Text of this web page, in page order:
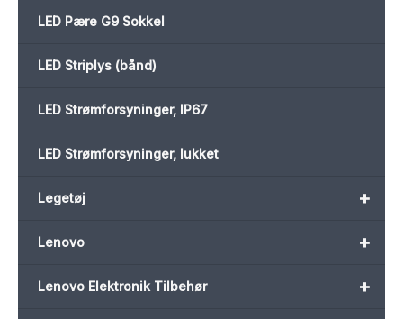
LED Pære G9 Sokkel
LED Striplys (bånd)
LED Strømforsyninger, IP67
LED Strømforsyninger, lukket
+
Legetøj
+
Lenovo
+
Lenovo Elektronik Tilbehør